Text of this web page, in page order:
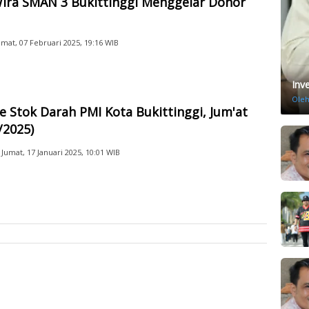
07 Februari 2025, 19:16 WIB
Stok Darah PMI Kota Bukittinggi, Jum'at
Jumat, 17 Januari 2025, 10:01 WIB